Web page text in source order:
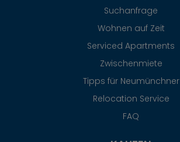
Suchanfrage
Wohnen auf Zeit
Serviced Apartments
Zwischenmiete
Tipps für Neumünchner
Relocation Service
FAQ